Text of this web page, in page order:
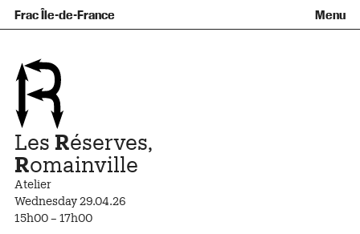
Frac Île-de-France Menu
Qu’est-ce qu’un Frac ?
Prêts d’œuvres
Informations pratiques
Venir au Frac
Familles et enfants
Groupes
Espaces de pratique libre
Accessibilité
+Aa-
Les Réserves,
Romainville
Atelier
Wednesday 29.04.26
15h00 – 17h00